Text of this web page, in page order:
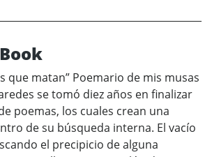
que matan” Poemario de mis musas
se tomó diez años en finalizar
poemas, los cuales crean una
de su búsqueda interna. El vacío
el precipicio de alguna